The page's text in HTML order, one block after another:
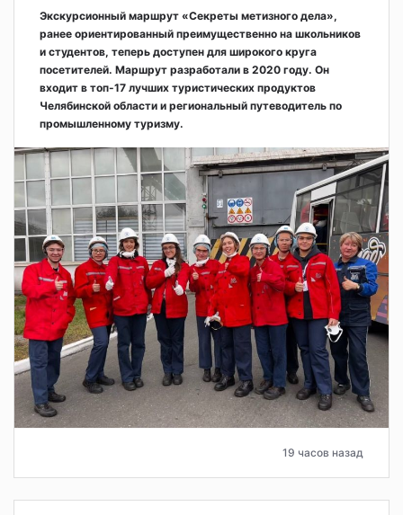
Экскурсионный маршрут «Секреты метизного дела»,
ранее ориентированный преимущественно на школьников
и студентов, теперь доступен для широкого круга
посетителей. Маршрут разработали в 2020 году. Он
входит в топ-17 лучших туристических продуктов
Челябинской области и региональный путеводитель по
промышленному туризму.
19 часов назад